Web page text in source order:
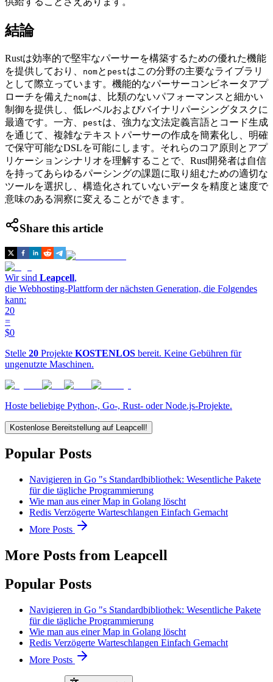
結論
Rustは効率的で堅牢なパーサーを構築するための優れた機能
を提供しており、
nomと pestはこの分野の主要なライブラリ
として際立っています。機能的なパーサーコンビネータアプ
ローチを備えた nomは、比類のないパフォーマンスと細かい
制御を提供し、低レベルおよびバイナリパーシングタスクに
最適です。一方、
pestは、強力な文法定義言語とコード生成
を通じて、複雑なテキストパーサーの作成を簡素化し、明確
で保守可能なDSLを可能にします。それらのコア原則とアプ
リケーションシナリオを理解することで、Rust開発者は自信
を持ってあらゆるパーシングの課題に取り組むための適切な
ツールを選択し、構造化されていないデータを精度と速度で
意味のある洞察に変えることができます。
Share this article
Wir sind Leapcell,
die Webhosting-Plattform der nächsten Generation, die Folgendes
kann:
20
=
$0
Stelle 20 Projekte KOSTENLOS bereit. Keine Gebühren für
ungenutzte Maschinen.
Hoste beliebige Python-, Go-, Rust- oder Node.js-Projekte.
Kostenlose Bereitstellung auf Leapcell!
Popular Posts
Navigieren in Go "s Standardbibliothek: Wesentliche Pakete
für die tägliche Programmierung
Wie man aus einer Map in Golang löscht
Redis Verzögerte Warteschlangen Einfach Gemacht
More Posts
More Posts from Leapcell
Popular Posts
Navigieren in Go "s Standardbibliothek: Wesentliche Pakete
für die tägliche Programmierung
Wie man aus einer Map in Golang löscht
Redis Verzögerte Warteschlangen Einfach Gemacht
More Posts